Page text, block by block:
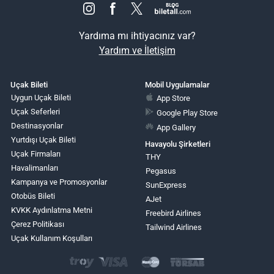
Yardıma mı ihtiyacınız var?
Yardım ve İletişim
Uçak Bileti
Uygun Uçak Bileti
Uçak Seferleri
Destinasyonlar
Yurtdışı Uçak Bileti
Uçak Firmaları
Havalimanları
Kampanya ve Promosyonlar
Otobüs Bileti
KVKK Aydınlatma Metni
Çerez Politikası
Uçak Kullanım Koşulları
Mobil Uygulamalar
App Store
Google Play Store
App Gallery
Havayolu Şirketleri
THY
Pegasus
SunExpress
AJet
Freebird Airlines
Tailwind Airlines